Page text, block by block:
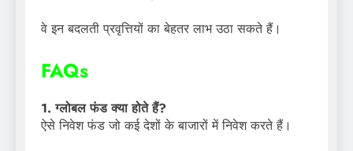
वे इन बदलती प्रवृत्तियों का बेहतर लाभ उठा सकते हैं।
FAQs
1. ग्लोबल फंड क्या होते हैं?
ऐसे निवेश फंड जो कई देशों के बाजारों में निवेश करते हैं।